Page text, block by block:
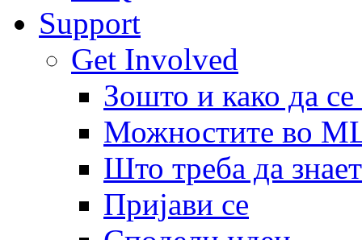
Support
Get Involved
Зошто и како да
Можностите во
Што треба да
Пријави се